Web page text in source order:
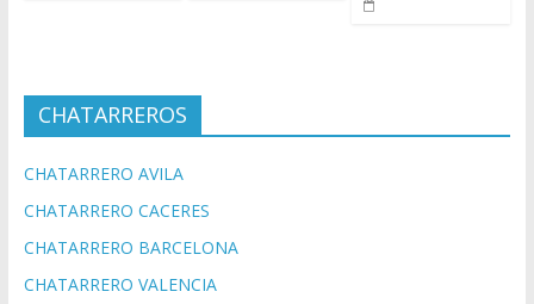
CHATARREROS
CHATARRERO AVILA
CHATARRERO CACERES
CHATARRERO BARCELONA
CHATARRERO VALENCIA